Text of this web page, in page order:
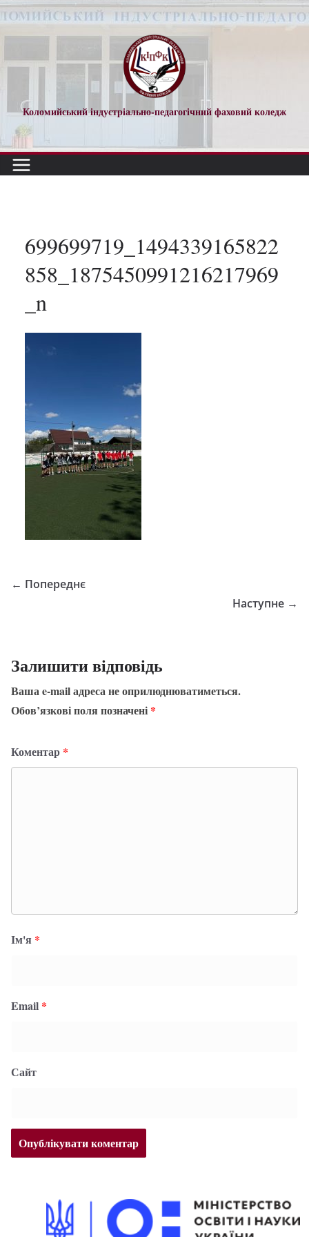
Перейти
до
Коломийський індустріально-педагогічний фаховий коледж
699699719_1494339165822
858_1875450991216217969
_n
← Попереднє
Наступне →
Залишити відповідь
Ваша e-mail адреса не оприлюднюватиметься.
Обов’язкові поля позначені *
Коментар *
Ім'я *
Email *
Сайт